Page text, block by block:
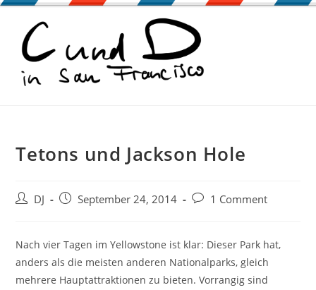
Zum
springen
Tetons und Jackson Hole
Beitrags-
DJ
BeitragSeptember 24, 2014
Beitrags-
1 Comment
Nach vier Tagen im Yellowstone ist klar: Dieser Park hat,
anders als die meisten anderen Nationalparks, gleich
mehrere Hauptattraktionen zu bieten. Vorrangig sind